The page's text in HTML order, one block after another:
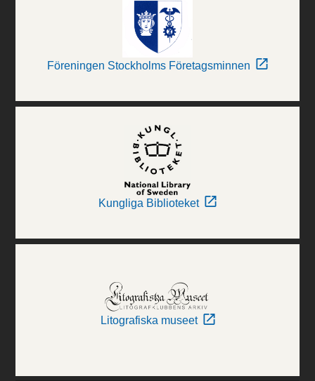
Föreningen Stockholms Företagsminnen
Kungliga Biblioteket
Litografiska museet